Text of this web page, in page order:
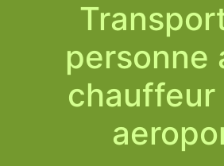
personne
chauffeur